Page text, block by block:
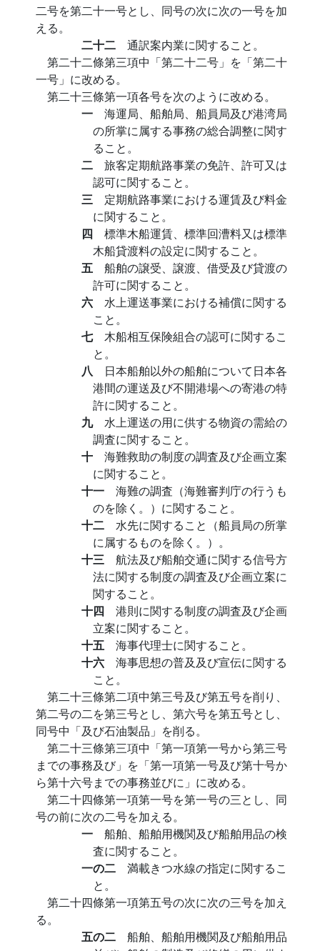
二号を第二十一号とし、同号の次に次の一号を加
える。
二十二 通訳案内業に関すること。
第二十二條第三項中「第二十二号」を「第二十
一号」に改める。
第二十三條第一項各号を次のように改める。
一 海運局、船舶局、船員局及び港湾局
の所掌に属する事務の総合調整に関す
ること。
二 旅客定期航路事業の免許、許可又は
認可に関すること。
三 定期航路事業における運賃及び料金
に関すること。
四 標準木船運賃、標準回漕料又は標準
木船貸渡料の設定に関すること。
五 船舶の譲受、譲渡、借受及び貸渡の
許可に関すること。
六 水上運送事業における補償に関する
こと。
七 木船相互保険組合の認可に関するこ
と。
八 日本船舶以外の船舶について日本各
港間の運送及び不開港場への寄港の特
許に関すること。
九 水上運送の用に供する物資の需給の
調査に関すること。
十 海難救助の制度の調査及び企画立案
に関すること。
十一 海難の調査（海難審判庁の行うも
のを除く。）に関すること。
十二 水先に関すること（船員局の所掌
に属するものを除く。）。
十三 航法及び船舶交通に関する信号方
法に関する制度の調査及び企画立案に
関すること。
十四 港則に関する制度の調査及び企画
立案に関すること。
十五 海事代理士に関すること。
十六 海事思想の普及及び宣伝に関する
こと。
第二十三條第二項中第三号及び第五号を削り、
第二号の二を第三号とし、第六号を第五号とし、
同号中「及び石油製品」を削る。
第二十三條第三項中「第一項第一号から第三号
までの事務及び」を「第一項第一号及び第十号か
ら第十六号までの事務並びに」に改める。
第二十四條第一項第一号を第一号の三とし、同
号の前に次の二号を加える。
一 船舶、船舶用機関及び船舶用品の検
査に関すること。
一の二 満載きつ水線の指定に関するこ
と。
第二十四條第一項第五号の次に次の三号を加え
る。
五の二 船舶、船舶用機関及び船舶用品